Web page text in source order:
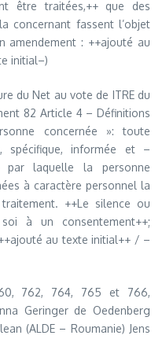
être traitées,++ que des
concernant fassent l’objet
amendement : ++ajouté au
initial–)
du Net au vote de ITRE du
82 Article 4 – Définitions
concernée »: toute
spécifique, informée et –
par laquelle la personne
à caractère personnel la
++Le silence ou
à un consentement++;
au texte initial++ / –
762, 764, 765 et 766,
Geringer de Oedenberg
(ALDE – Roumanie) Jens